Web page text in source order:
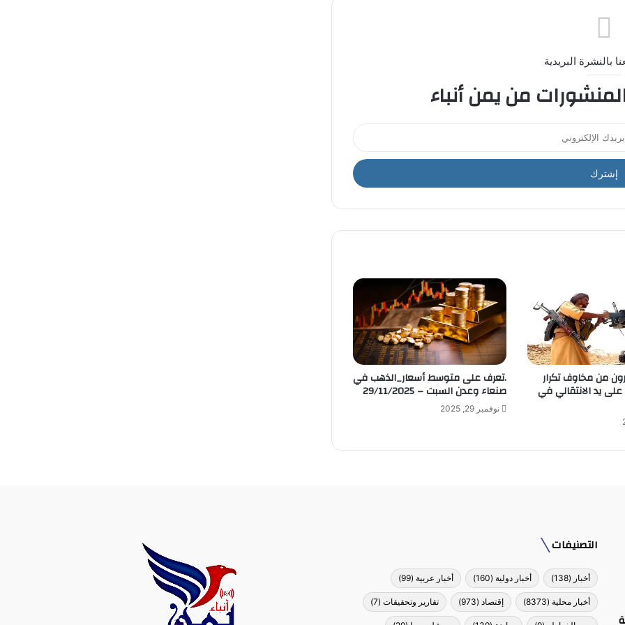
بالنشرة البريدية
من يمن أنباء
من مخاوف تكرار
يناير على يد الانتقالي في
.تعرف على متوسط أسعار_الذهب في
صنعاء وعدن السبت – 29/11/2025
نوفمبر 29, 2025
التصنيفات
أخبار (138) أخبار دولية(160) أخبار عربية(99)
أخبار محلية(8373) إقتصاد(973) تقارير وتحقيقات(7)